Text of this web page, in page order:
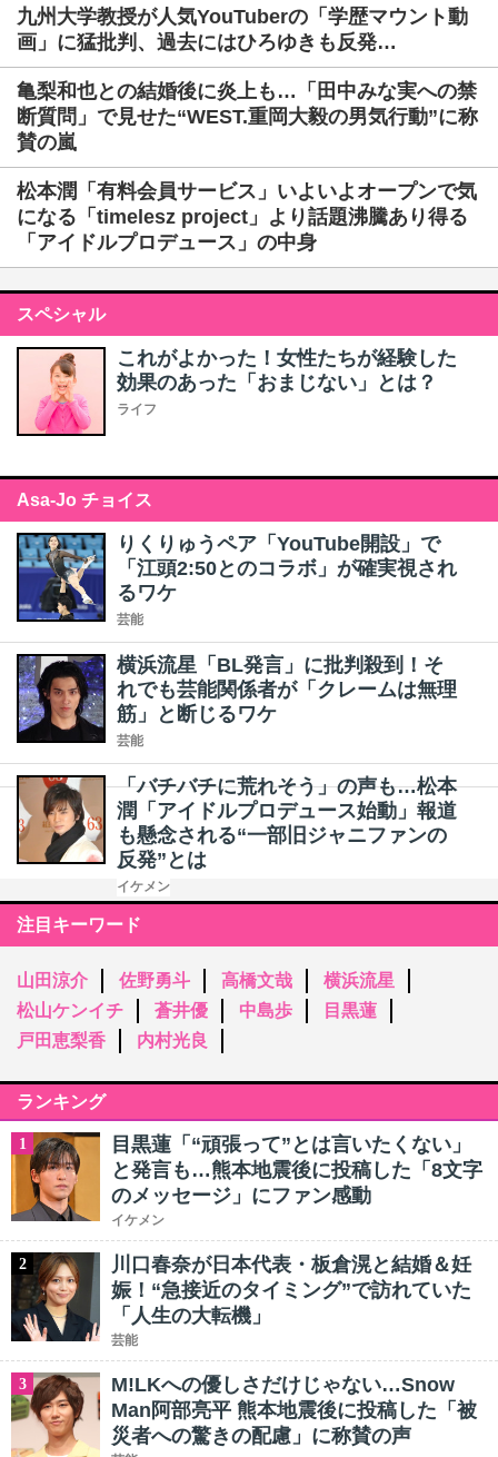
九州大学教授が人気YouTuberの「学歴マウント動
画」に猛批判、過去にはひろゆきも反発…
亀梨和也との結婚後に炎上も…「田中みな実への禁
断質問」で見せた“WEST.重岡大毅の男気行動”に称
賛の嵐
松本潤「有料会員サービス」いよいよオープンで気
になる「timelesz project」より話題沸騰あり得る
「アイドルプロデュース」の中身
スペシャル
これがよかった！女性たちが経験した
効果のあった「おまじない」とは？
ライフ
Asa-Jo チョイス
りくりゅうペア「YouTube開設」で
「江頭2:50とのコラボ」が確実視され
るワケ
芸能
横浜流星「BL発言」に批判殺到！そ
れでも芸能関係者が「クレームは無理
筋」と断じるワケ
芸能
「バチバチに荒れそう」の声も…松本
潤「アイドルプロデュース始動」報道
も懸念される“一部旧ジャニファンの
反発”とは
イケメン
注目キーワード
山田涼介 佐野勇斗 高橋文哉
横浜流星
松山ケンイチ
蒼井優 中島歩
目黒蓮
戸田恵梨香
内村光良
ランキング
1
目黒蓮「“頑張って”とは言いたくない」
と発言も…熊本地震後に投稿した「8文字
のメッセージ」にファン感動
イケメン
2
川口春奈が日本代表・板倉滉と結婚＆妊
娠！“急接近のタイミング”で訪れていた
「人生の大転機」
芸能
3
M!LKへの優しさだけじゃない…Snow
Man阿部亮平 熊本地震後に投稿した「被
災者への驚きの配慮」に称賛の声